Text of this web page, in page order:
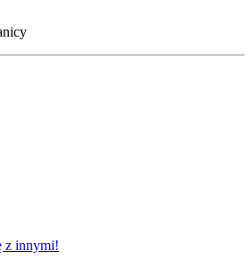
z innymi!